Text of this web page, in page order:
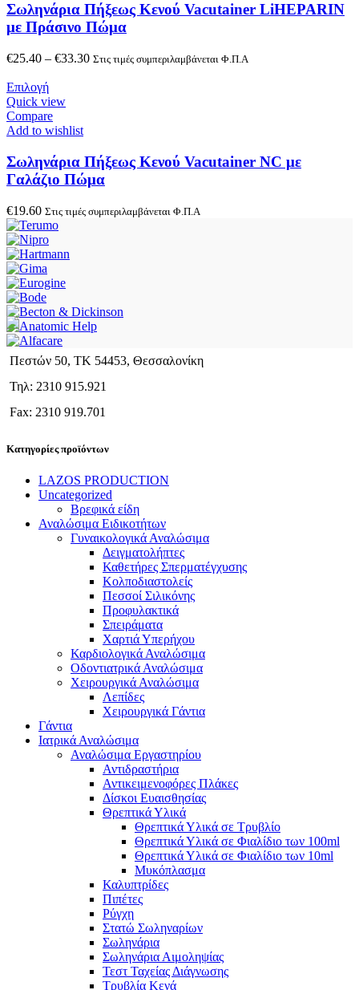
Σωληνάρια Πήξεως Κενού Vacutainer LiHEPARIN
με Πράσινο Πώμα
€25.40 – €33.30 Στις τιμές συμπεριλαμβάνεται Φ.Π.Α
Επιλογή
Quick view
Compare
Add to wishlist
Σωληνάρια Πήξεως Κενού Vacutainer NC με
Γαλάζιο Πώμα
€19.60 Στις τιμές συμπεριλαμβάνεται Φ.Π.Α
Πεστών 50, ΤΚ 54453, Θεσσαλονίκη
Τηλ: 2310 915.921
Fax: 2310 919.701
Κατηγορίες προϊόντων
LAZOS PRODUCTION
Uncategorized
Βρεφικά είδη
Αναλώσιμα Ειδικοτήτων
Γυναικολογικά Αναλώσιμα
Δειγματολήπτες
Καθετήρες Σπερματέγχυσης
Κολποδιαστολείς
Πεσσοί Σιλικόνης
Προφυλακτικά
Σπειράματα
Χαρτιά Υπερήχου
Καρδιολογικά Αναλώσιμα
Οδοντιατρικά Αναλώσιμα
Χειρουργικά Αναλώσιμα
Λεπίδες
Χειρουργικά Γάντια
Γάντια
Ιατρικά Αναλώσιμα
Αναλώσιμα Εργαστηρίου
Αντιδραστήρια
Αντικειμενοφόρες Πλάκες
Δίσκοι Ευαισθησίας
Θρεπτικά Υλικά
Θρεπτικά Υλικά σε Τρυβλίο
Θρεπτικά Υλικά σε Φιαλίδιο των 100ml
Θρεπτικά Υλικά σε Φιαλίδιο των 10ml
Μυκόπλασμα
Καλυπτρίδες
Πιπέτες
Ρύγχη
Στατώ Σωληναρίων
Σωληνάρια
Σωληνάρια Αιμοληψίας
Τεστ Ταχείας Διάγνωσης
Τρυβλία Κενά